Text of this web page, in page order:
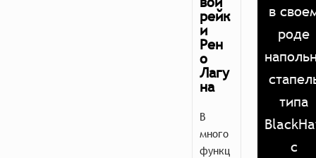
рейк
и
Рен
о
Лагу
на
В
много
функц
в
роде
типа
с